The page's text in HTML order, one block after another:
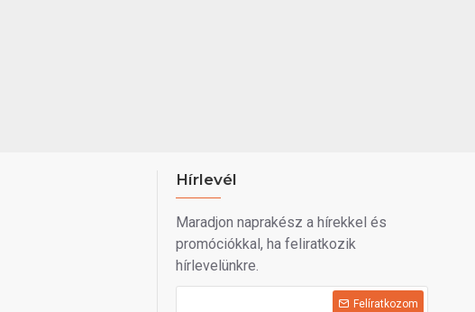
Hírlevél
Maradjon naprakész a hírekkel és
promóciókkal, ha feliratkozik
hírlevelünkre.
Felíratkozom